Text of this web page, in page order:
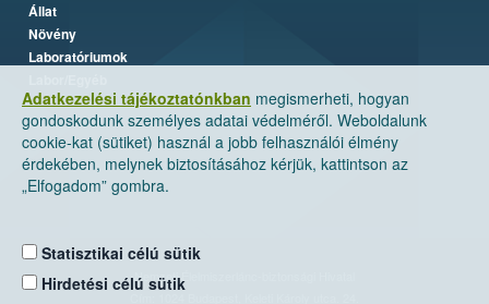
Adatkezelési tájékoztatónkban megismerheti, hogyan
gondoskodunk személyes adatai védelméről. Weboldalunk
cookie-kat (sütiket) használ a jobb felhasználói élmény
érdekében, melynek biztosításához kérjük, kattintson az
„Elfogadom” gombra.
Statisztikai célú sütik
Hirdetési célú sütik
Állat
Növény
Laboratóriumok
Nemzeti Élelmiszerlánc-biztonsági Hivatal